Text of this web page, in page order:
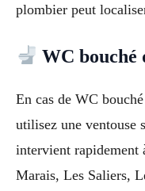
plombier peut
WC bouché
En cas de WC
utilisez une ventouse
intervient rapidement
Marais, Les Saliers,